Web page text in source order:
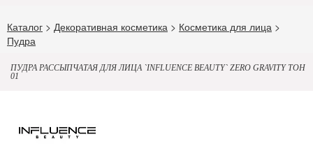
Каталог > Декоративная косметика > Косметика для лица >
Пудра
ПУДРА РАССЫПЧАТАЯ ДЛЯ ЛИЦА `INFLUENCE BEAUTY` ZERO GRAVITY ТОН
01